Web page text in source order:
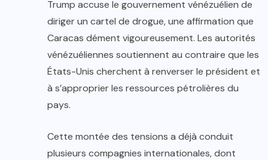
Trump accuse le gouvernement vénézuélien de
diriger un cartel de drogue, une affirmation que
Caracas dément vigoureusement. Les autorités
vénézuéliennes soutiennent au contraire que les
États-Unis cherchent à renverser le président et
à s’approprier les ressources pétrolières du
pays.
Cette montée des tensions a déjà conduit
plusieurs compagnies internationales, dont